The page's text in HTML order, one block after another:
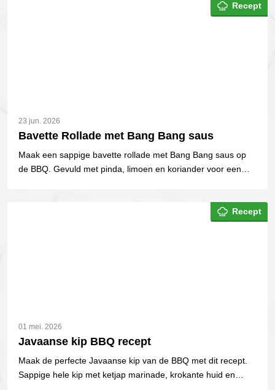
Recept
23 jun. 2026
Bavette Rollade met Bang Bang saus
Maak een sappige bavette rollade met Bang Bang saus op
de BBQ. Gevuld met pinda, limoen en koriander voor een
Recept
01 mei. 2026
Javaanse kip BBQ recept
Maak de perfecte Javaanse kip van de BBQ met dit recept.
Sappige hele kip met ketjap marinade, krokante huid en